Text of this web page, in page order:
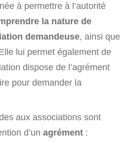
à permettre à l’autorité
la nature de
demandeuse, ainsi que
lui permet également de
dispose de l’agrément
pour demander la
aux associations sont
d’un agrément :